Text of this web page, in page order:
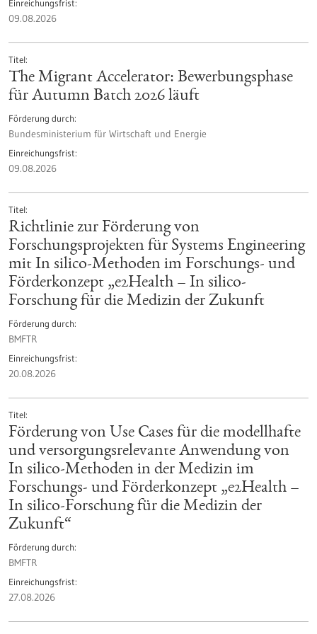
Einreichungsfrist
09.08.2026
Titel
The Migrant Accelerator: Bewerbungsphase
für Autumn Batch 2026 läuft
Förderung durch
Bundesministerium für Wirtschaft und Energie
Einreichungsfrist
09.08.2026
Titel
Richtlinie zur Förderung von
Forschungsprojekten für Systems Engineering
mit In silico-Methoden im Forschungs- und
Förderkonzept „e2Health – In silico-
Forschung für die Medizin der Zukunft
Förderung durch
BMFTR
Einreichungsfrist
20.08.2026
Titel
Förderung von Use Cases für die modellhafte
und versorgungsrelevante Anwendung von
In silico-Methoden in der Medizin im
Forschungs- und Förderkonzept „e2Health –
In silico-Forschung für die Medizin der
Zukunft“
Förderung durch
BMFTR
Einreichungsfrist
27.08.2026